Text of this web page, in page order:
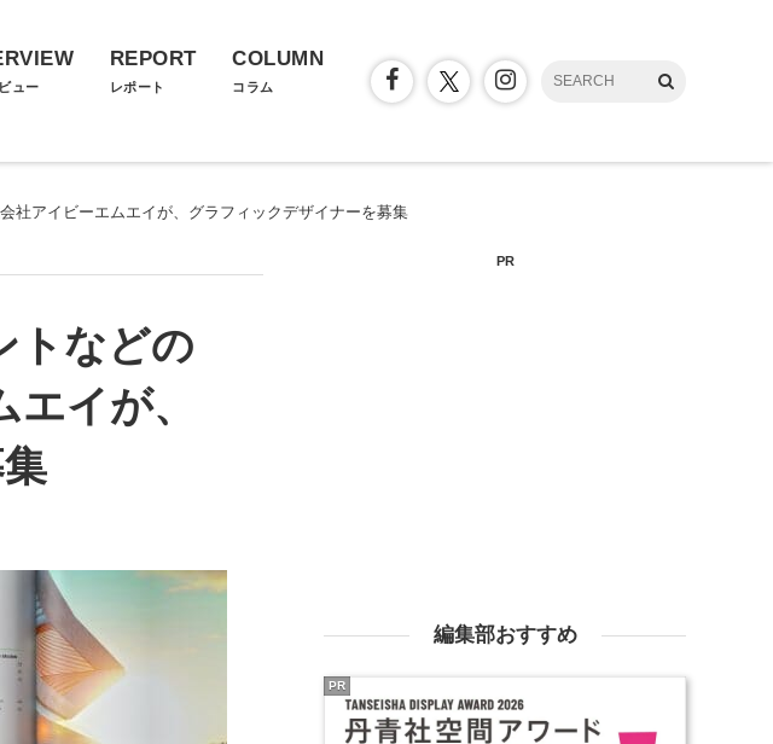
ュー
REPORT
レポート
COLUMN
コラム
社アイビーエムエイが、グラフィックデザイナーを募集
トなどの
イが、
PR
編集部おすすめ
PR